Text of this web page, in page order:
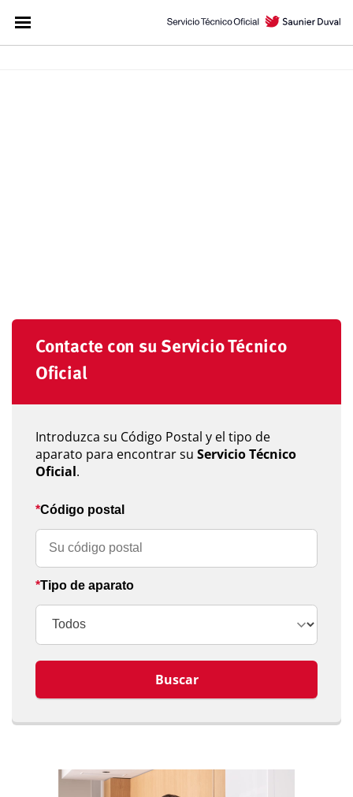
Contacte con su Servicio Técnico
Oficial
Introduzca su Código Postal y el tipo de
aparato para encontrar su Servicio Técnico
Oficial.
Código postal
Tipo de aparato
Buscar